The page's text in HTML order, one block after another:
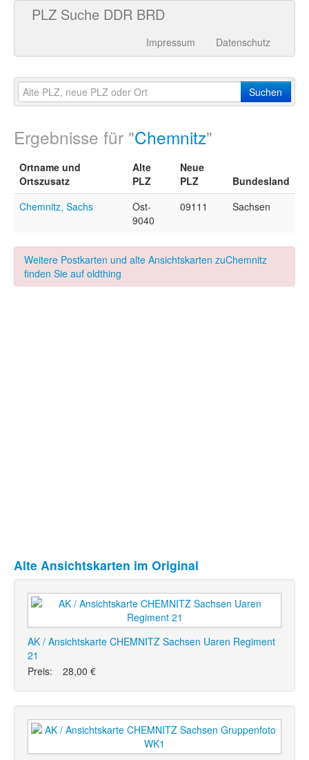
PLZ Suche DDR BRD
Impressum Datenschutz
Suchen
Ergebnisse für "Chemnitz"
Ortname und
Ortszusatz
Alte
PLZ
Neue
PLZ
Bundesland
Chemnitz, Sachs
Ost-
9040
09111 Sachsen
Weitere Postkarten und alte Ansichtskarten zuChemnitz
finden Sie auf oldthing
Alte Ansichtskarten im Original
AK / Ansichtskarte CHEMNITZ Sachsen Uaren Regiment
21
Preis:
28,00 €